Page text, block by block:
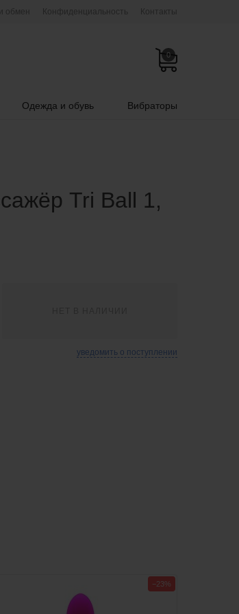
обмен Конфиденциальность Контакты
0
Одежда и обувь Вибраторы
Tri Ball 1,
уведомить о поступлении
−23%